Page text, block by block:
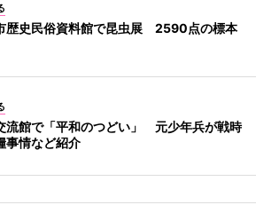
歴史民俗資料館で昆虫展 2590点の標本
流館で「平和のつどい」 元少年兵が戦時
事情など紹介